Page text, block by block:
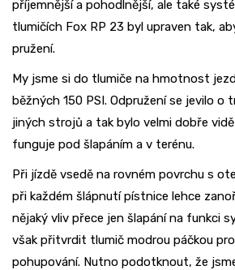
příjemnější a pohodlnější, ale také
tlumičích Fox RP 23 byl upraven tak,
pružení.
My jsme si do tlumiče na hmotnost
běžných 150 PSI. Odpružení se jevilo o
jiných strojů a tak bylo velmi dobře
funguje pod šlapáním a v terénu.
Při jízdě vsedě na rovném povrchu s
při každém šlápnutí pístnice lehce
nějaký vliv přece jen šlapání na funkci
však přitvrdit tlumič modrou páčkou
pohupování. Nutno podotknout, že